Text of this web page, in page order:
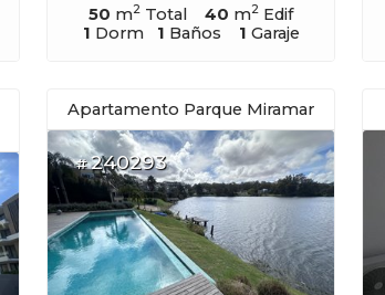
50 m2 Total 40 m2 Edif
1 Dorm 1 Baños 1 Garaje
Apartamento Parque Miramar
#240293